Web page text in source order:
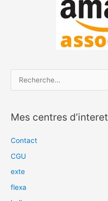
h
e
e
Mes centres d’interet
Contact
CGU
exte
flexa